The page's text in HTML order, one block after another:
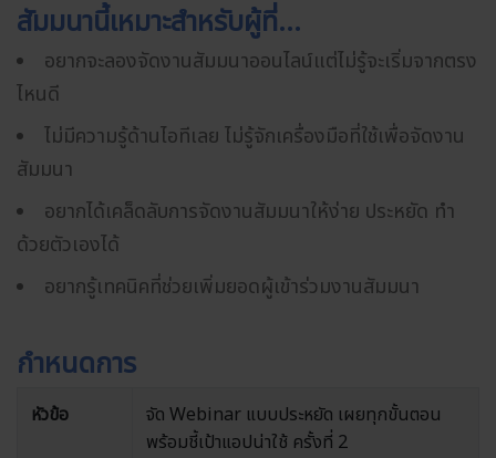
สัมมนานี้เหมาะสำหรับผู้ที่…
อยากจะลองจัดงานสัมมนาออนไลน์แต่ไม่รู้จะเริ่มจากตรง
ไหนดี
ไม่มีความรู้ด้านไอทีเลย ไม่รู้จักเครื่องมือที่ใช้เพื่อจัดงาน
สัมมนา
อยากได้เคล็ดลับการจัดงานสัมมนาให้ง่าย ประหยัด ทํา
ด้วยตัวเองได้
อยากรู้เทคนิคที่ช่วยเพิ่มยอดผู้เข้าร่วมงานสัมมนา
กำหนดการ
หัวข้อ
จัด Webinar แบบประหยัด เผยทุกขั้นตอน
พร้อมชี้เป้าแอปน่าใช้ ครั้งที่ 2